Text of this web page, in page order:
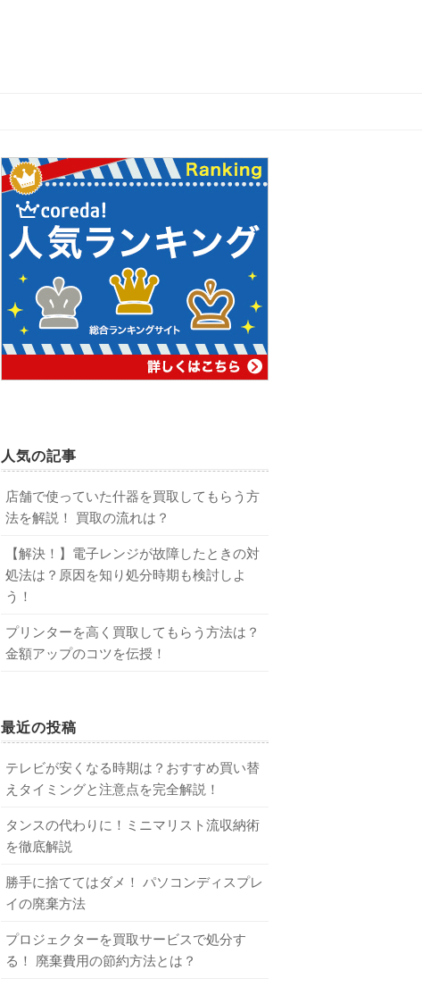
人気の記事
店舗で使っていた什器を買取してもらう方
法を解説！ 買取の流れは？
【解決！】電子レンジが故障したときの対
処法は？原因を知り処分時期も検討しよ
う！
プリンターを高く買取してもらう方法は？
金額アップのコツを伝授！
最近の投稿
テレビが安くなる時期は？おすすめ買い替
えタイミングと注意点を完全解説！
タンスの代わりに！ミニマリスト流収納術
を徹底解説
勝手に捨ててはダメ！ パソコンディスプレ
イの廃棄方法
プロジェクターを買取サービスで処分す
る！ 廃棄費用の節約方法とは？